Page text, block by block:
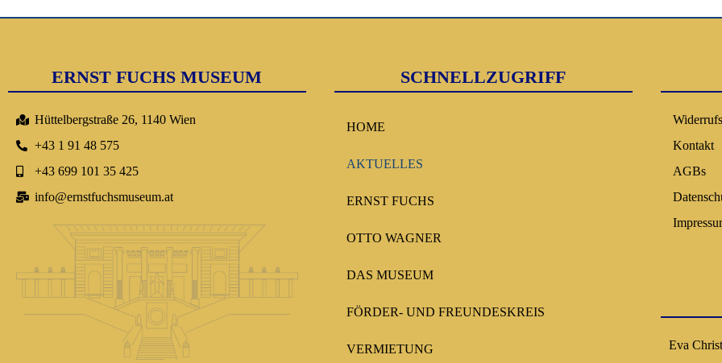
ERNST FUCHS MUSEUM
Hüttelbergstraße 26, 1140 Wien
+43 1 91 48 575
+43 699 101 35 425
info@ernstfuchsmuseum.at
SCHNELLZUGRIFF
HOME
AKTUELLES
ERNST FUCHS
OTTO WAGNER
DAS MUSEUM
FÖRDER- UND FREUNDESKREIS
VERMIETUNG
Kontakt
AGBs
Eva